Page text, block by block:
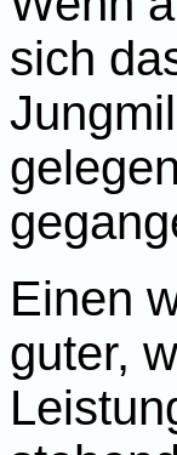
sich
Einen
guter,